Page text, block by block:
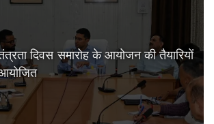
दिवस समारोह के आयोजन की तैयारियों